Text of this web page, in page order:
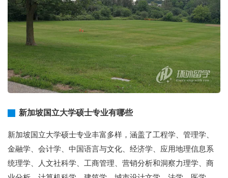
新加坡国立大学硕士专业有哪些
新加坡国立大学硕士专业丰富多样，涵盖了工程学、管理学、
金融学、会计学、中国语言与文化、经济学、应用地理信息系
统理学、人文社科学、工商管理、营销分析和洞察力理学、商